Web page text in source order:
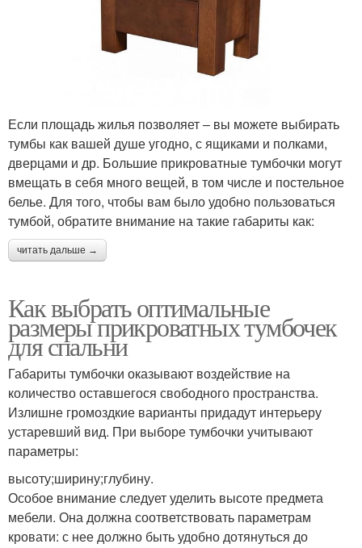
Если площадь жилья позволяет – вы можете выбирать
тумбы как вашей душе угодно, с ящиками и полками,
дверцами и др. Большие прикроватные тумбочки могут
вмещать в себя много вещей, в том числе и постельное
белье. Для того, чтобы вам было удобно пользоваться
тумбой, обратите внимание на такие габариты как:
читать дальше →
Как выбрать оптимальные
размеры прикроватных тумбочек
для спальни
Габариты тумбочки оказывают воздействие на
количество оставшегося свободного пространства.
Излишне громоздкие варианты придадут интерьеру
устаревший вид. При выборе тумбочки учитывают
параметры:
высоту;ширину;глубину.
Особое внимание следует уделить высоте предмета
мебели. Она должна соответствовать параметрам
кровати: с нее должно быть удобно дотянуться до